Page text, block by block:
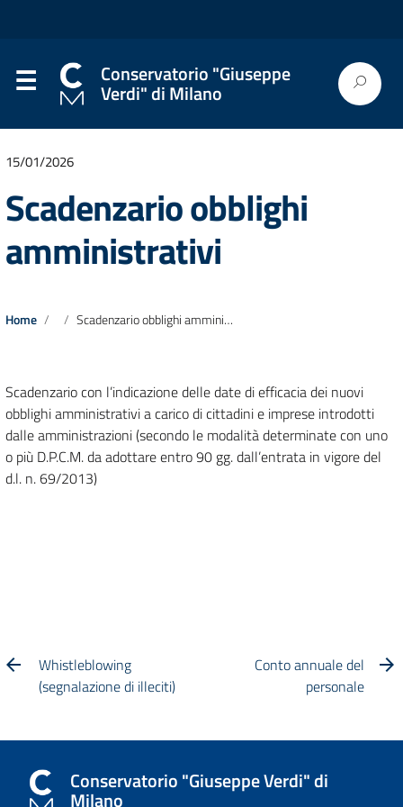
Conservatorio "Giuseppe
Verdi" di Milano
15/01/2026
Scadenzario obblighi
amministrativi
Home Scadenzario obblighi amministrativi
Scadenzario con l’indicazione delle date di efficacia dei nuovi
obblighi amministrativi a carico di cittadini e imprese introdotti
dalle amministrazioni (secondo le modalità determinate con uno
o più D.P.C.M. da adottare entro 90 gg. dall’entrata in vigore del
d.l. n. 69/2013)
Whistleblowing
(segnalazione di illeciti)
Conto annuale del
personale
Conservatorio "Giuseppe Verdi" di
Milano